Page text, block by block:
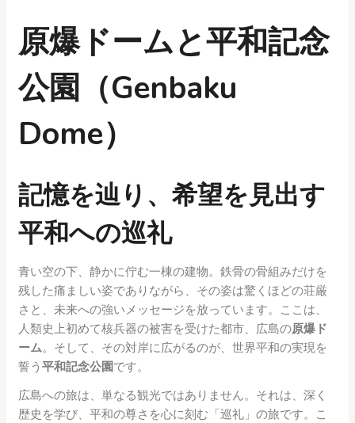
原爆ドームと平和記念
公園（Genbaku
Dome）
記憶を辿り、希望を見出す
平和への巡礼
青い空の下、静かに佇む一棟の建物。鉄骨の骨組みだけを
残した痛ましい姿でありながら、その姿は驚くほどの荘厳
さと、未来への強いメッセージを放っています。ここは、
人類史上初めて核兵器の被害を受けた都市、広島の原爆ド
ーム。そして、その対岸に広がるのが、世界平和の実現を
誓う 平和記念公園です。
広島への旅は、単なる観光ではありません。それは、深く
歴史を学び、平和の尊さを心に刻む「巡礼」の旅です。こ